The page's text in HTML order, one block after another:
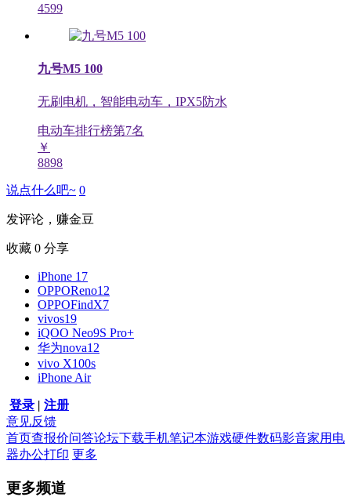
4599
九号M5 100
无刷电机，智能电动车，IPX5防水
电动车排行榜第7名
￥
8898
说点什么吧~ 0
发评论，赚金豆
收藏 0 分享
iPhone 17
OPPOReno12
OPPOFindX7
vivos19
iQOO Neo9S Pro+
华为nova12
vivo X100s
iPhone Air
登录 | 注册
意见反馈
首页查报价问答论坛下载手机笔记本游戏硬件数码影音家用电
器办公打印 更多
更多频道